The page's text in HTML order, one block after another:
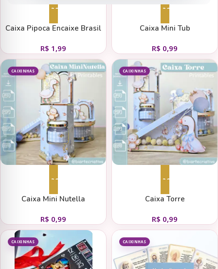
Adicionar ao carrinho
Caixa Pipoca Encaixe Brasil
R$ 1,99
Adicionar ao carrinho
Caixa Mini Tub
R$ 0,99
CAIXINHAS
Adicionar ao carrinho
Caixa Mini Nutella
R$ 0,99
CAIXINHAS
Adicionar ao carrinho
Caixa Torre
R$ 0,99
CAIXINHAS CAIXINHAS